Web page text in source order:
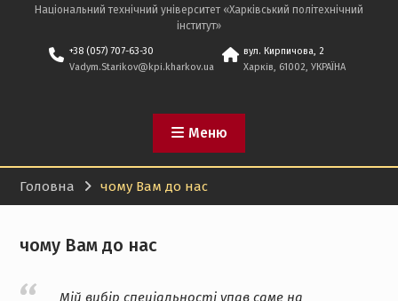
Національний технічний університет «Харківський політехнічний
iнститут»
+38 (057) 707-63-30
Vadym.Starikov@kpi.kharkov.ua
вул. Кирпичова, 2
Харків, 61002, УКРАЇНА
Меню
Головна чому Вам до нас
чому Вам до нас
Мій вибір спеціальності упав саме на